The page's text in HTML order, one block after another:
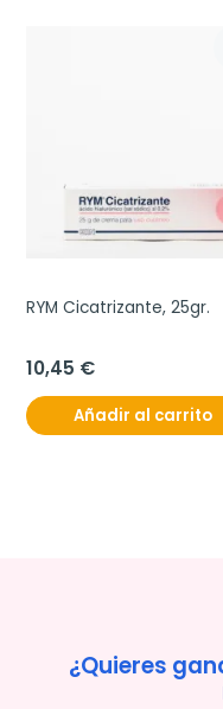
RYM Cicatrizante, 25gr.
10,45 €
Añadir al carrito
¿Quieres